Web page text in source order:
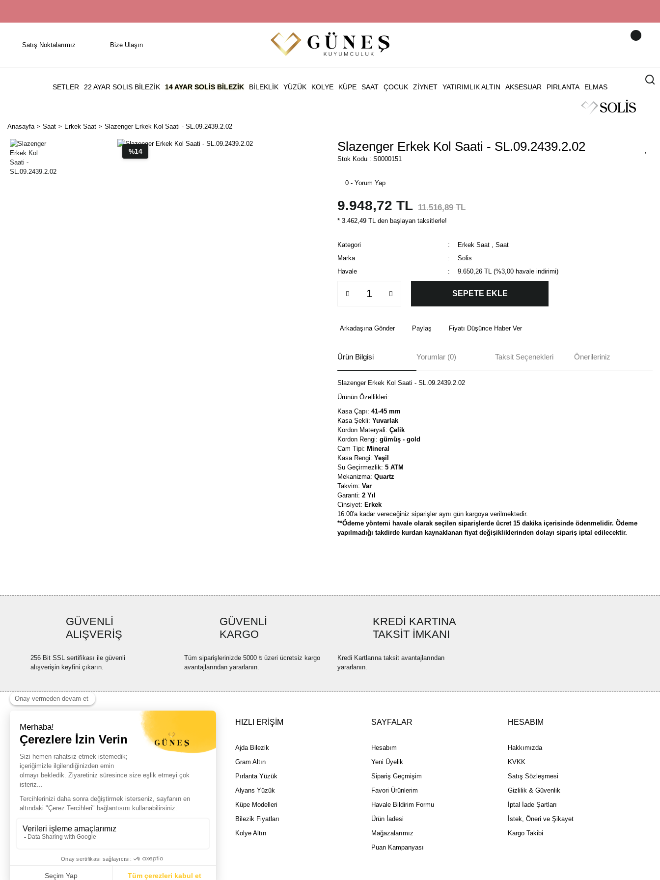
Satış Noktalarımız Bize Ulaşın
SETLER 22 AYAR SOLIS BİLEZİK 14 AYAR SOLIS BILEZIK BILEKLIK YÜZÜK KOLYE KÜPE SAAT ÇOCUK ZIYNET YATIRIMLIK ALTIN AKSESUAR PIRLANTA ELMAS
Anasayfa Saat Erkek Saat Slazenger Erkek Kol Saati - SL.09.2439.2.02
%14 Slazenger Erkek Kol Saati - SL.09.2439.2.02
Stok Kodu : S0000151
0 - Yorum Yap
9.948,72 TL 11.516,89 TL
* 3.462,49 TL den başlayan taksitlerle!
Kategori Erkek Saat , Saat
Marka
Solis
Havale
9.650,26 TL (%3,00 havale indirimi)
SEPETE EKLE
Arkadaşına Gönder Paylaş Fiyatı Düşünce Haber Ver
Ürün Bilgisi Yorumlar (0) Taksit Seçenekleri Önerileriniz
Slazenger Erkek Kol Saati - SL.09.2439.2.02
Ürünün Özellikleri:
Kasa Çapı: 41-45 mm
Kasa Şekli: Yuvarlak
Kordon Materyali: Çelik
Kordon Rengi: gümüş - gold
Cam Tipi: Mineral
Kasa Rengi: Yeşil
Su Geçirmezlik: 5 ATM
Mekanizma: Quartz
Takvim: Var
Garanti: 2 Yıl
Cinsiyet: Erkek
16:00'a kadar vereceğiniz siparişler aynı gün kargoya verilmektedir.
**Ödeme yöntemi havale olarak seçilen siparişlerde ücret 15 dakika içerisinde ödenmelidir. Ödeme
yapılmadığı takdirde kurdan kaynaklanan fiyat değişikliklerinden dolayı sipariş iptal edilecektir.
Ürün açıklamasında eksik bilgiler bulunuyor.
Ürün bilgilerinde hatalar bulunuyor.
Bu ürüne benzer farklı alternatifler olmalı.
GÜVENLİ
ALIŞVERİŞ
256 Bit SSL sertifikası ile güvenli
alışverişin keyfini çıkarın.
GÜVENLİ
KARGO
Tüm siparişlerinizde 5000 ₺ üzeri ücretsiz kargo
avantajlarından yararlanın.
KREDİ KARTINA
TAKSİT İMKANI
Kredi Kartlarına taksit avantajlarından
yararlanın.
HIZLI ERİŞİM
Ajda Bilezik
Gram Altın
Pırlanta Yüzük
Alyans Yüzük
Küpe Modelleri
Bilezik Fiyatları
Kolye Altın
SAYFALAR
Hesabım
Yeni Üyelik
Sipariş Geçmişim
Favori Ürünlerim
Havale Bildirim Formu
Ürün İadesi
Mağazalarımız
Puan Kampanyası
HESABIM
Hakkımızda
KVKK
Satış Sözleşmesi
Gizlilik & Güvenlik
İptal İade Şartları
İstek, Öneri ve Şikayet
Kargo Takibi